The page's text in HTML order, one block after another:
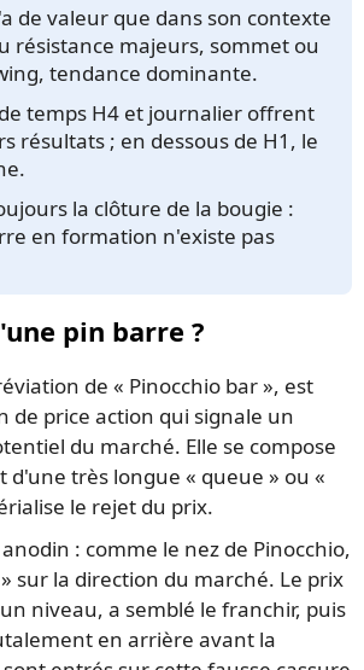
de valeur que dans son contexte
résistance majeurs, sommet ou
tendance dominante.
temps H4 et journalier offrent
résultats ; en dessous de H1, le
la clôture de la bougie :
en formation n'existe pas
pin barre ?
de « Pinocchio bar », est
de price action qui signale un
du marché. Elle se compose
d'une très longue « queue » ou «
le rejet du prix.
: comme le nez de Pinocchio,
sur la direction du marché. Le prix
niveau, a semblé le franchir, puis
en arrière avant la